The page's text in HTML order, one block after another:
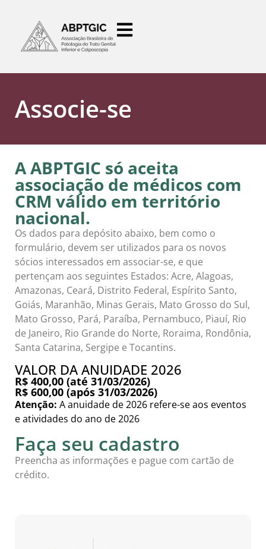
Associe-se
A ABPTGIC só aceita
associação de médicos com
CRM válido em território
nacional.
Os dados para depósito abaixo, bem como o
formulário, devem ser utilizados para os novos
sócios interessados em associar-se, e que
pertençam aos seguintes Estados: Acre, Alagoas,
Amazonas, Ceará, Distrito Federal, Espírito Santo,
Goiás, Maranhão, Minas Gerais, Mato Grosso do Sul,
Mato Grosso, Pará, Paraíba, Pernambuco, Piauí, Rio
de Janeiro, Rio Grande do Norte, Roraima, Rondônia,
Santa Catarina, Sergipe e Tocantins.
VALOR DA ANUIDADE 2026
R$ 400,00 (até 31/03/2026)
R$ 600,00 (após 31/03/2026)
Atenção: A anuidade de 2026 refere-se aos eventos
e atividades do ano de 2026
Faça seu cadastro
Preencha as informações e pague com cartão de
crédito.